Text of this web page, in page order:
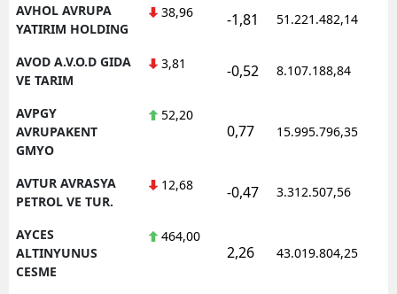
AVHOL AVRUPA
YATIRIM HOLDING
38,96 -1,81 51.221.482,14
AVOD A.V.O.D GIDA
VE TARIM
3,81 -0,52 8.107.188,84
AVPGY
AVRUPAKENT
GMYO
52,20
0,77 15.995.796,35
AVTUR AVRASYA
PETROL VE TUR.
12,68 -0,47 3.312.507,56
AYCES
ALTINYUNUS
CESME
464,00
2,26 43.019.804,25